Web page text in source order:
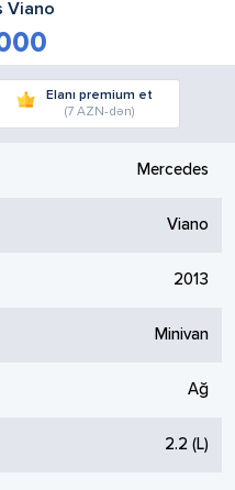
Viano
Elanı premium et
(7 AZN-dən)
Mercedes
Viano
2013
Minivan
Ağ
2.2 (L)